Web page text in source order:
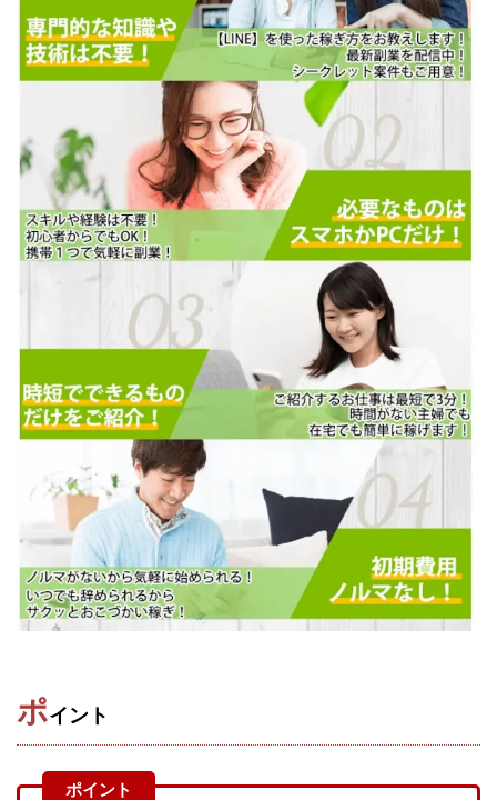
ポイント
株式会社ワイズ
株式会社ワンダーリアリティ
株式会社仕
株式会社和
株式会社心渡
株式会社蝶名林
株式会社評判 桐生秀臣
森 達郎
楠山高広 永森 航汰
楽々収入アップ
楽天ルーム
榎 恭宏
横村 辰徳
正規のお仕事で年収5
武井 康哲
武田章司
毎日安定して稼ぐ！スマホだけですべて完結
毎月簡単収入アップ
水野賢一
合同会社アップステージ
合同会社VSL
【公式】コロコロ・ナタデココ
TADAO YOSHIHARA
SIGNAL(シグナル)
SKETCH(スケッチ)
SLOW(スロウ)
Smash Works
SONIC(ソニック)
SPARKLE!!(スパークル)
STAR .Company.
STAR.system(スターシステム)
SUPERリベンジャーズ
Technical service Co.
SHYEN GRACE LAURENT INTERNET SERVICES INC
TEDASUKE
The Messiah(ザ・メシア)
THE SAVIOR(ザ・セイバー)
THE SHIP
THE TEAM(ザ チーム)
TIME BANK SYSTEM
trillion運営事務局
United Rich F＆B Limited
pm.T株式会社